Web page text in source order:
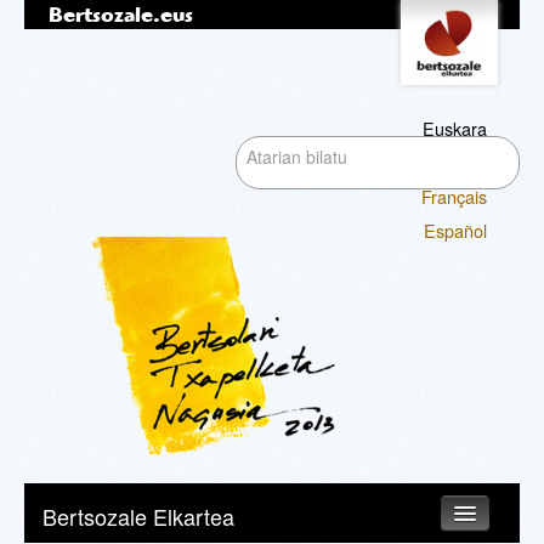
Bertsozale.eus
Tresna
pertsonalak
Euskara
Français
Español
Bilatu atarian
aurreratua…
Bertsozale Elkartea